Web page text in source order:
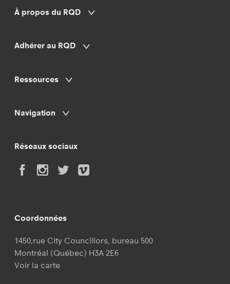
À propos du RQD
Adhérer au RQD
Ressources
Navigation
Réseaux sociaux
Coordonnées
1450,rue City Councillors, bureau 500
Montréal (Québec) H3A 2E6
Voir la carte